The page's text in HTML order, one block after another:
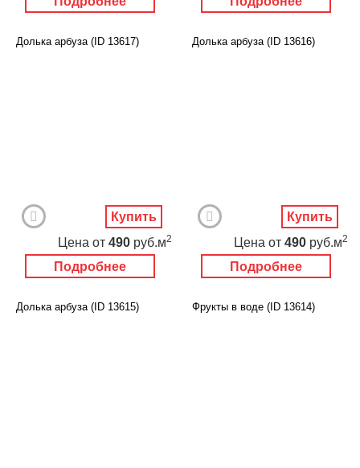
Долька арбуза (ID 13617)
Подробнее
Цена от 490 руб.м2
Купить
Долька арбуза (ID 13616)
Подробнее
Цена от 490 руб.м2
Купить
Долька арбуза (ID 13615) Фрукты в воде (ID 13614)